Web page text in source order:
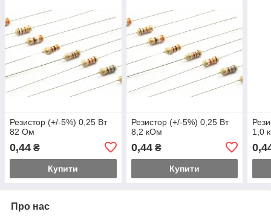
Резистор (+/-5%) 0,25 Вт
82 Ом
0,44 ₴
Купити
Резистор (+/-5%) 0,25 Вт
8,2 кОм
0,44₴
Купити
1,0
Про нас